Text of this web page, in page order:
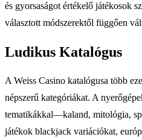
és gyorsaságot értékelő játékosok
választott módszerektől függően
Ludikus Katalógus
A Weiss Casino katalógusa több
népszerű kategóriákat. A
tematikákkal—kaland, mitológia,
játékok blackjack variációkat,